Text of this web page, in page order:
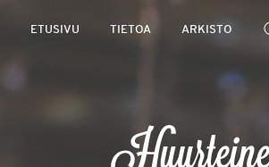
ETUSIVU TIETOA ARKISTO